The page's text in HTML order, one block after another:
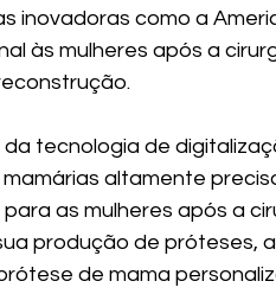
inovadoras como a
às mulheres após a
da tecnologia de
altamente
as mulheres após a
produção de próteses,
de mama